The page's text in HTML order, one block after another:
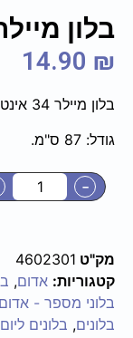
בלון מיילר 34 אדום –
14.90 ₪
בלון מיילר 34 אינטש בצבע אדום של המספר 3.
גודל: 87 ס"מ.
-
מק"ט 4602301
קטגוריות: אדום,
בלוני מספר - אדום
בלונים, בלונים